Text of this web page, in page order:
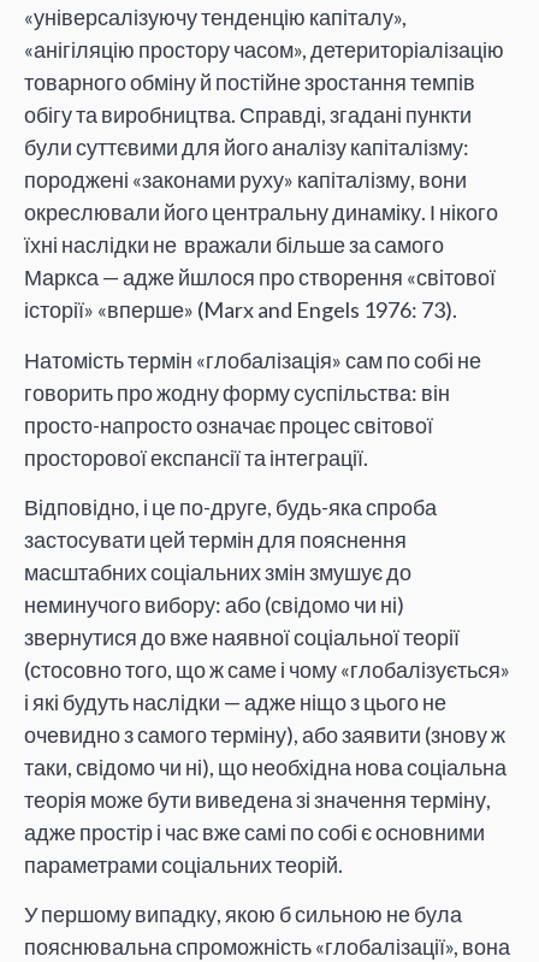
«універсалізуючу тенденцію капіталу»,
«анігіляцію простору часом», детериторіалізацію
товарного обміну й постійне зростання темпів
обігу та виробництва. Справді, згадані пункти
були суттєвими для його аналізу капіталізму:
породжені «законами руху» капіталізму, вони
окреслювали його центральну динаміку. І нікого
їхні наслідки не вражали більше за самого
Маркса — адже йшлося про створення «світової
історії» «вперше» (Marx and Engels 1976: 73).
Натомість термін «глобалізація» сам по собі не
говорить про жодну форму суспільства: він
просто-напросто означає процес світової
просторової експансії та інтеграції.
Відповідно, і це по-друге, будь-яка спроба
застосувати цей термін для пояснення
масштабних соціальних змін змушує до
неминучого вибору: або (свідомо чи ні)
звернутися до вже наявної соціальної теорії
(стосовно того, що ж саме і чому «глобалізується»
і які будуть наслідки — адже ніщо з цього не
очевидно з самого терміну), або заявити (знову ж
таки, свідомо чи ні), що необхідна нова соціальна
теорія може бути виведена зі значення терміну,
адже простір і час вже самі по собі є основними
параметрами соціальних теорій.
У першому випадку, якою б сильною не була
пояснювальна спроможність «глобалізації», вона